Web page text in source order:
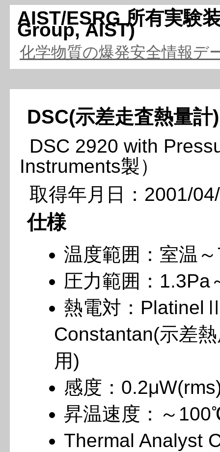
AIST/ESRG 所有実験
Group, AIST)
化学物質の爆発安全情報デ
DSC(示差走査熱量計)
DSC 2920 with
Instruments製）
取得年月日：2001/
仕様
温度範囲：室温
圧力範囲：1.3Pa
熱電対：
Constantan(示差
用)
感度：
昇温速度：～
Thermal Analyst